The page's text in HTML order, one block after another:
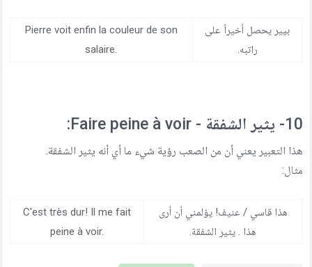
بيير يحصل أخيراً على
راتبه.
Pierre voit enfin la couleur de son
salaire.
10- يثير الشفقة - Faire peine à voir:
هذا التعبير يعني أن من الصعب رؤية شيء ما أي أنه يثير الشفقة.
مثال:
هذا قاسي / عنيف! يؤلمني أن أرى
هذا . يثير الشفقة.
C'est très dur! Il me fait
peine à voir.